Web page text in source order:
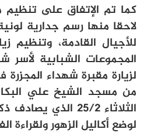
كما تم الإتفاق على
لاحقا منها رسم جدارية
للأجيال القادمة، وتنظيم
المجموعات الشبابية لأسر
لزيارة مقبرة شهداء
من مسجد الشيخ علي
الثلاثاء 25/2
لوضع أكاليل الزهور ولقراءة